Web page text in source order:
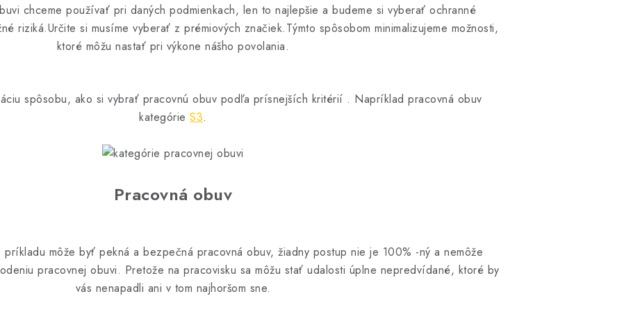
chceme používať pri daných podmienkach, len to najlepšie a budeme si vyberať ochranné
riziká.Určite si musíme vyberať z prémiových značiek.Týmto spôsobom minimalizujeme možnosti,
ktoré môžu nastať pri výkone nášho povolania.
spôsobu, ako si vybrať pracovnú obuv podľa prísnejších kritérií . Napríklad pracovná obuv
kategórieS3.
Pracovná obuv
príkladu môže byť pekná a bezpečná pracovná obuv, žiadny postup nie je 100% -ný a nemôže
pracovnej obuvi. Pretože na pracovisku sa môžu stať udalosti úplne nepredvídané, ktoré by
vás nenapadli ani v tom najhoršom sne.